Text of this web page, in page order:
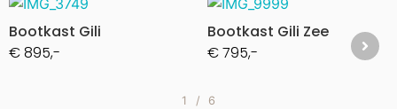
Bootkast Gili
€ 895,-
Bootkast Gili Zee
€ 795,-
1 / 6